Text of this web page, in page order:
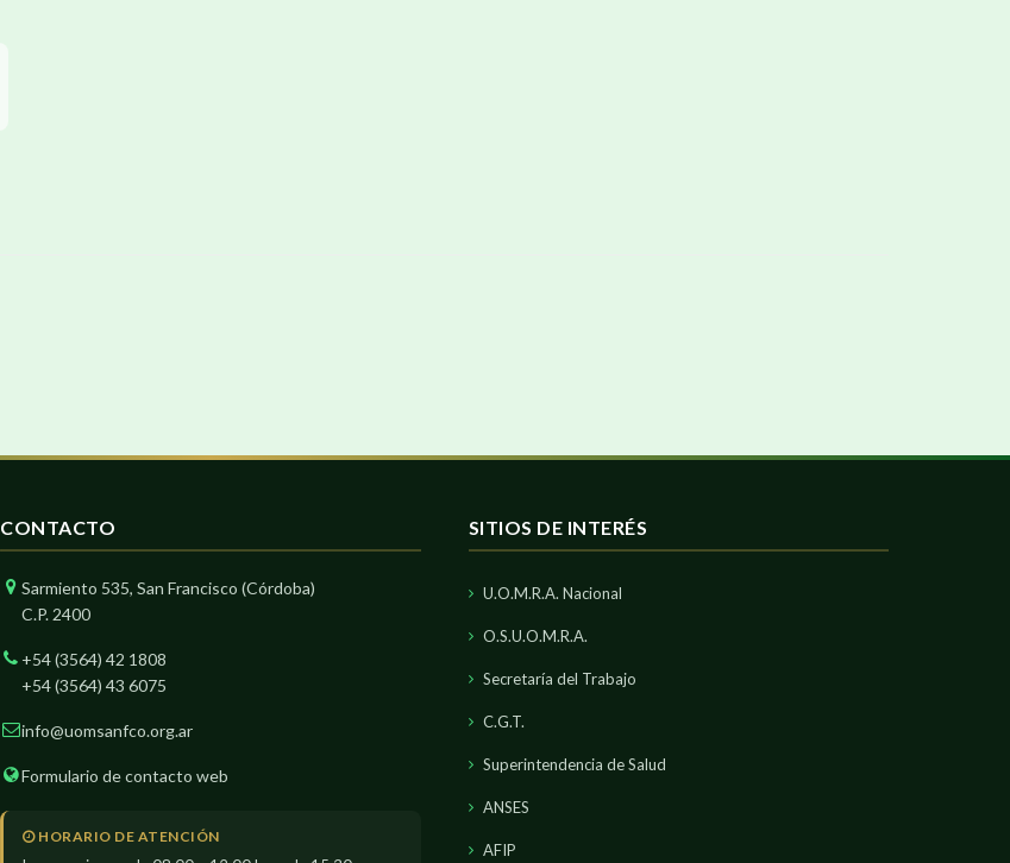
CONTACTO
Sarmiento 535, San Francisco (Córdoba)
C.P. 2400
+54 (3564) 42 1808
+54 (3564) 43 6075
info@uomsanfco.org.ar
Formulario de contacto web
HORARIO DE ATENCIÓN
SITIOS DE INTERÉS
U.O.M.R.A. Nacional
O.S.U.O.M.R.A.
Secretaría del Trabajo
C.G.T.
Superintendencia de Salud
ANSES
AFIP